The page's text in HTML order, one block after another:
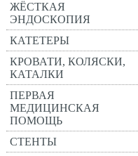
ЖЁСТКАЯ
ЭНДОСКОПИЯ
КАТЕТЕРЫ
КРОВАТИ, КОЛЯСКИ,
КАТАЛКИ
ПЕРВАЯ
МЕДИЦИНСКАЯ
ПОМОЩЬ
СТЕНТЫ